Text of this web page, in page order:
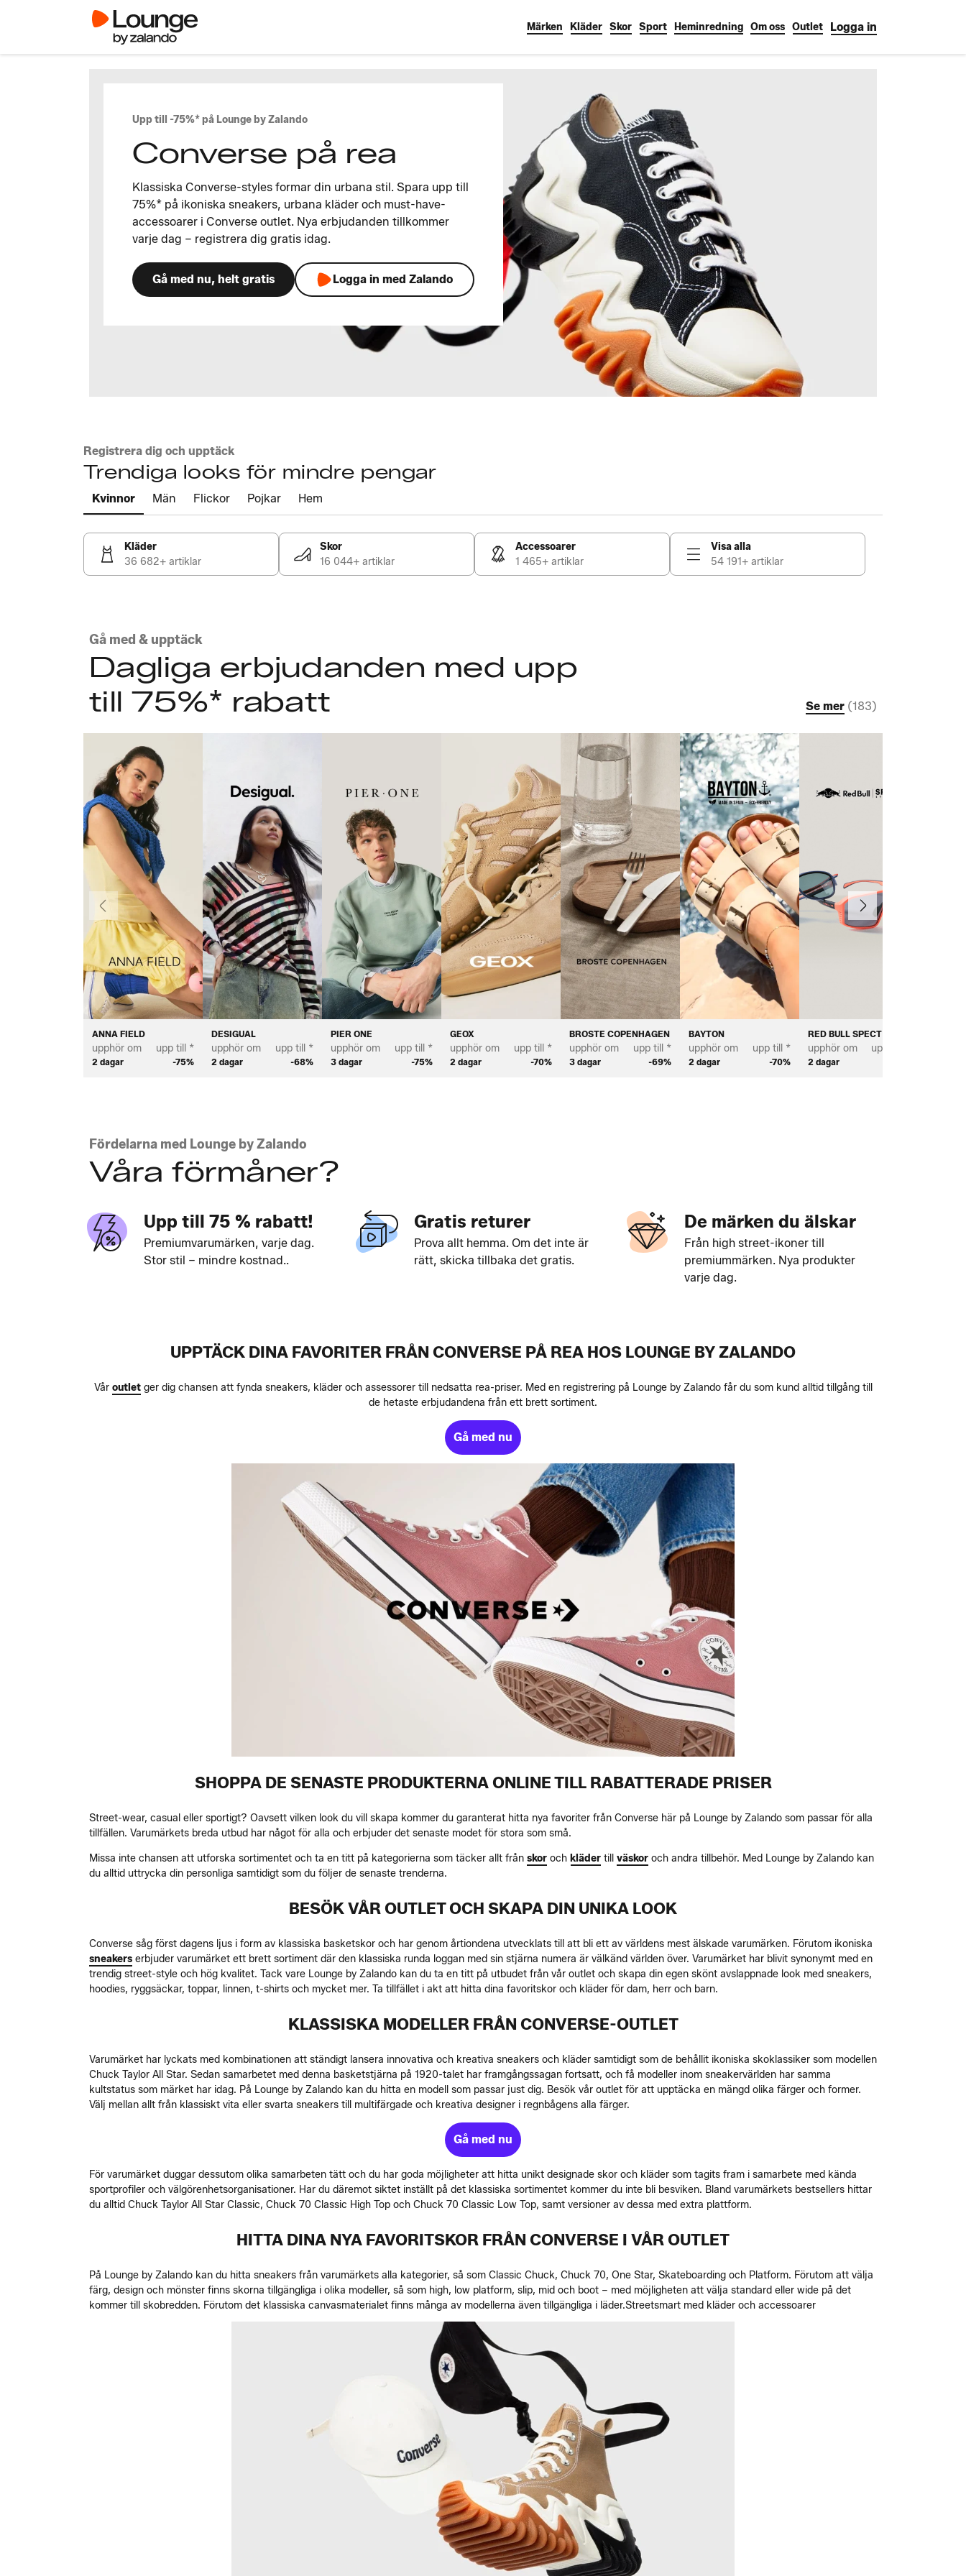
Märken Kläder Skor Sport Heminredning Om oss Outlet Logga in
Upp till -75%* på Lounge by Zalando
Converse på rea
Klassiska Converse-styles formar din urbana stil. Spara upp till
75%* på ikoniska sneakers, urbana kläder och must-have-
accessoarer i Converse outlet. Nya erbjudanden tillkommer
varje dag – registrera dig gratis idag.
Gå med nu, helt gratis Logga in med Zalando
Registrera dig och upptäck
Trendiga looks för mindre pengar
Kvinnor Män Flickor Pojkar Hem
Kläder
36 682+ artiklar
Skor
16 044+ artiklar
Accessoarer
1 465+ artiklar
Visa alla
54 191+ artiklar
Gå med & upptäck
Dagliga erbjudanden med upp
till 75%* rabatt
Se mer (183)
ANNA FIELD
upphör om
2 dagar
upp till *
-75%
DESIGUAL
upphör om
2 dagar
upp till *
-68%
PIER ONE
upphör om
3 dagar
upp till *
-75%
GEOX
upphör om
2 dagar
upp till *
-70%
BROSTE COPENHAGEN
upphör om
3 dagar
upp till *
-69%
BAYTON
upphör om
2 dagar
upp till *
-70%
RED BULL SPECT EYEWEAR
upphör om
2 dagar
upp till *
Föregående Nästa
Fördelarna med Lounge by Zalando
Våra förmåner?
Upp till 75 % rabatt!
Premiumvarumärken, varje dag.
Stor stil – mindre kostnad..
Gratis returer
Prova allt hemma. Om det inte är
rätt, skicka tillbaka det gratis.
De märken du älskar
Från high street-ikoner till
premiummärken. Nya produkter
varje dag.
UPPTÄCK DINA FAVORITER FRÅN CONVERSE PÅ REA HOS LOUNGE BY ZALANDO
Vår outletger dig chansen att fynda sneakers, kläder och assessorer till nedsatta rea-priser. Med en registrering på Lounge by Zalando får du som kund alltid tillgång till
de hetaste erbjudandena från ett brett sortiment.
Gå med nu
SHOPPA DE SENASTE PRODUKTERNA ONLINE TILL RABATTERADE PRISER
Street-wear, casual eller sportigt? Oavsett vilken look du vill skapa kommer du garanterat hitta nya favoriter från Converse här på Lounge by Zalando som passar för alla
tillfällen. Varumärkets breda utbud har något för alla och erbjuder det senaste modet för stora som små.
Missa inte chansen att utforska sortimentet och ta en titt på kategorierna som täcker allt från skor och kläder till väskor och andra tillbehör. Med Lounge by Zalando kan
du alltid uttrycka din personliga samtidigt som du följer de senaste trenderna.
BESÖK VÅR OUTLET OCH SKAPA DIN UNIKA LOOK
Converse såg först dagens ljus i form av klassiska basketskor och har genom årtiondena utvecklats till att bli ett av världens mest älskade varumärken. Förutom ikoniska
sneakers erbjuder varumärket ett brett sortiment där den klassiska runda loggan med sin stjärna numera är välkänd världen över. Varumärket har blivit synonymt med en
trendig street-style och hög kvalitet. Tack vare Lounge by Zalando kan du ta en titt på utbudet från vår outlet och skapa din egen skönt avslappnade look med sneakers,
hoodies, ryggsäckar, toppar, linnen, t-shirts och mycket mer. Ta tillfället i akt att hitta dina favoritskor och kläder för dam, herr och barn.
KLASSISKA MODELLER FRÅN CONVERSE-OUTLET
Varumärket har lyckats med kombinationen att ständigt lansera innovativa och kreativa sneakers och kläder samtidigt som de behållit ikoniska skoklassiker som modellen
Chuck Taylor All Star. Sedan samarbetet med denna basketstjärna på 1920-talet har framgångssagan fortsatt, och få modeller inom sneakervärlden har samma
kultstatus som märket har idag. På Lounge by Zalando kan du hitta en modell som passar just dig. Besök vår outlet för att upptäcka en mängd olika färger och former.
Välj mellan allt från klassiskt vita eller svarta sneakers till multifärgade och kreativa designer i regnbågens alla färger.
Gå med nu
För varumärket duggar dessutom olika samarbeten tätt och du har goda möjligheter att hitta unikt designade skor och kläder som tagits fram i samarbete med kända
sportprofiler och välgörenhetsorganisationer. Har du däremot siktet inställt på det klassiska sortimentet kommer du inte bli besviken. Bland varumärkets bestsellers hittar
du alltid Chuck Taylor All Star Classic, Chuck 70 Classic High Top och Chuck 70 Classic Low Top, samt versioner av dessa med extra plattform.
HITTA DINA NYA FAVORITSKOR FRÅN CONVERSE I VÅR OUTLET
På Lounge by Zalando kan du hitta sneakers från varumärkets alla kategorier, så som Classic Chuck, Chuck 70, One Star, Skateboarding och Platform. Förutom att välja
färg, design och mönster finns skorna tillgängliga i olika modeller, så som high, low platform, slip, mid och boot – med möjligheten att välja standard eller wide på det
kommer till skobredden. Förutom det klassiska canvasmaterialet finns många av modellerna även tillgängliga i läder.Streetsmart med kläder och accessoarer